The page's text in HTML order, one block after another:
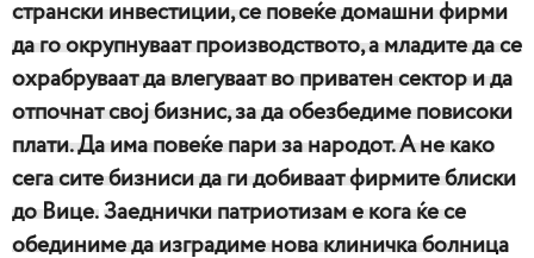
странски инвестиции, се повеќе домашни фирми
да го окрупнуваат производството, а младите да се
охрабруваат да влегуваат во приватен сектор и да
отпочнат свој бизнис, за да обезбедиме повисоки
плати. Да има повеќе пари за народот. А не како
сега сите бизниси да ги добиваат фирмите блиски
до Вице. Заеднички патриотизам е кога ќе се
обединиме да изградиме нова клиничка болница